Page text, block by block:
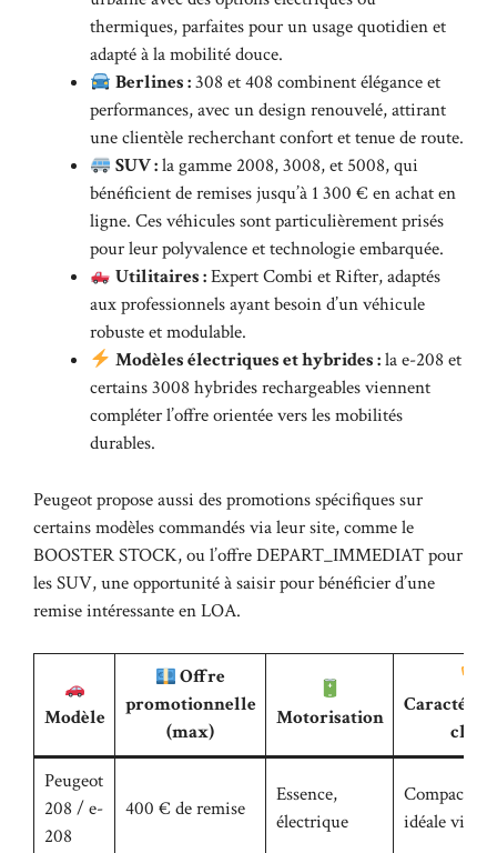
thermiques, parfaites pour un usage quotidien et
adapté à la mobilité douce.
Berlines :308 et 408 combinent élégance et
performances, avec un design renouvelé, attirant
une clientèle recherchant confort et tenue de route.
SUV :la gamme 2008, 3008, et 5008, qui
bénéficient de remises jusqu’à 1 300 € en achat en
ligne. Ces véhicules sont particulièrement prisés
pour leur polyvalence et technologie embarquée.
Utilitaires :Expert Combi et Rifter, adaptés
aux professionnels ayant besoin d’un véhicule
robuste et modulable.
Modèles électriques et hybrides :la e-208 et
certains 3008 hybrides rechargeables viennent
compléter l’offre orientée vers les mobilités
durables.
Peugeot propose aussi des promotions spécifiques sur
certains modèles commandés via leur site, comme le
BOOSTER STOCK, ou l’offre DEPART_IMMEDIAT pour
les SUV, une opportunité à saisir pour bénéficier d’une
remise intéressante en LOA.
Modèle
Offre
promotionnelle
(max)
Motorisation
clées
Peugeot
208 / e-
208
400 € de remise
Essence,
électrique
Compacte,
idéale ville